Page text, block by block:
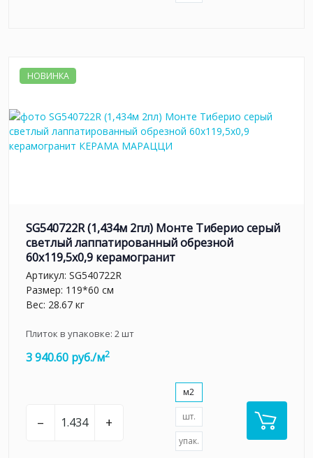
НОВИНКА
SG540722R (1,434м 2пл) Монте Тиберио серый
светлый лаппатированный обрезной
60x119,5x0,9 керамогранит
Артикул: SG540722R
Размер: 119*60 см
Вес: 28.67 кг
Плиток в упаковке: 2шт
3 940.60 руб./м2
– +
м2
шт.
упак.